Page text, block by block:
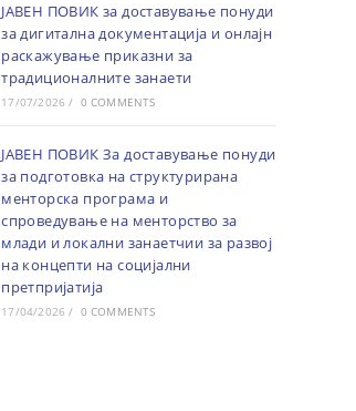
ЈАВЕН ПОВИК за доставување понуди
за дигитална документација и онлајн
раскажување приказни за
традиционалните занаети
17/07/2026 / 0 COMMENTS
ЈАВЕН ПОВИК За доставување понуди
за подготовка на структурирана
менторска програма и
спроведување на менторство за
млади и локални занаетчии за развој
на концепти на социјални
претпријатија
17/04/2026 / 0 COMMENTS